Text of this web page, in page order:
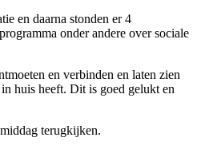
en daarna stonden er 4
onder andere over sociale
en verbinden en laten zien
huis heeft. Dit is goed gelukt en
terugkijken.